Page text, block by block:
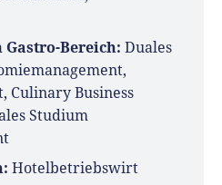
Gastro-Bereich:Duales
Culinary Business
Studium
Hotelbetriebswirt